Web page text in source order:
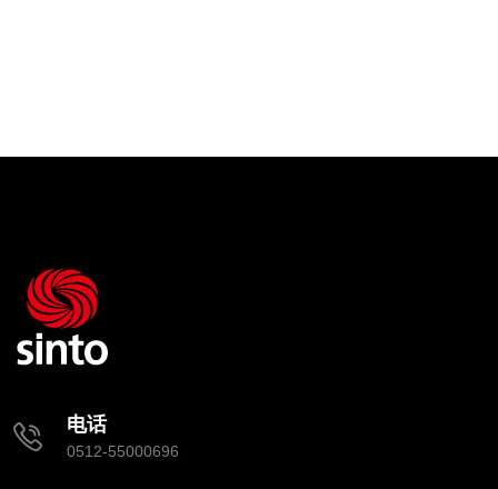
电话
0512-55000696